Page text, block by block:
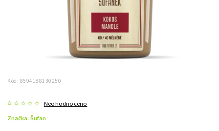
Kód: 8594188130250
Neohodnoceno
Značka: Šufan